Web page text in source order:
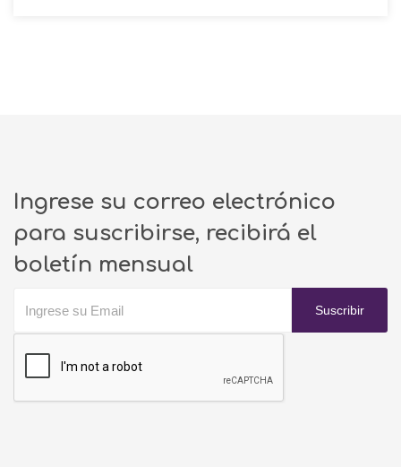
Ingrese su correo electrónico
para suscribirse, recibirá el
boletín mensual
Suscribir